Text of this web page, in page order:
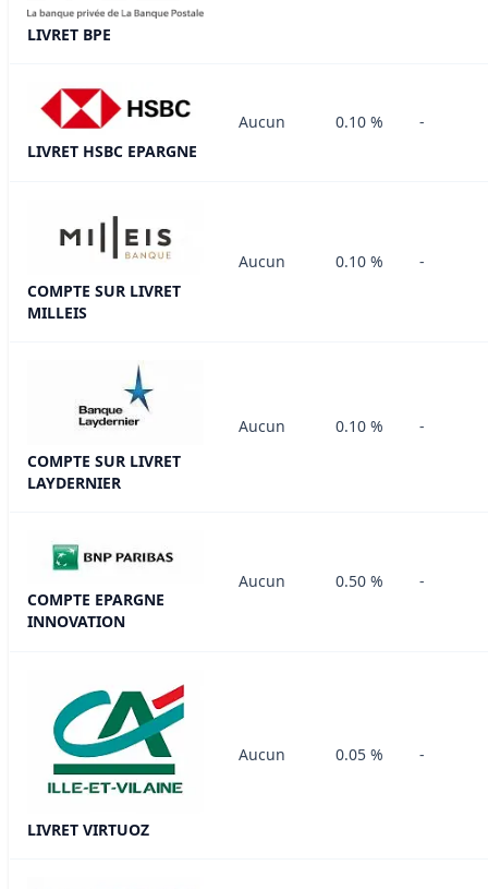
LIVRET BPE
LIVRET HSBC EPARGNE
Aucun 0.10 % -
COMPTE SUR LIVRET
MILLEIS
Aucun 0.10 % -
COMPTE SUR LIVRET
LAYDERNIER
Aucun 0.10 % -
COMPTE EPARGNE
INNOVATION
Aucun 0.50 % -
LIVRET VIRTUOZ
Aucun 0.05 % -